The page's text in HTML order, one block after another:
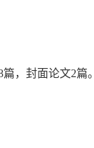
，封面论文2篇。